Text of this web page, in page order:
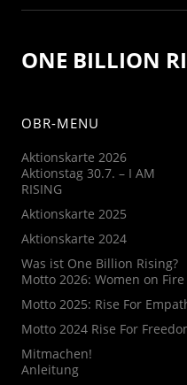
ONE BILLION
OBR-MENU
Aktionskarte 2026
Aktionstag 30.7. – I AM
RISING
Aktionskarte 2025
Aktionskarte 2024
Was ist One Billion Rising?
Motto 2026: Women on Fire
Motto 2025: Rise For
Motto 2024 Rise For
Mitmachen!
Anleitung